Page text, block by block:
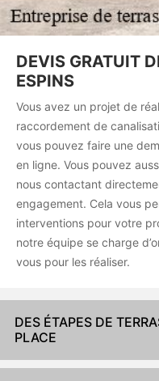
DEVIS GRATUIT
ESPINS
Vous avez un projet de
raccordement de
vous pouvez faire une
en ligne. Vous pouvez
nous contactant
engagement. Cela vous
interventions pour votre
notre équipe se charge
vous pour les réaliser.
DES ÉTAPES DE
PLACE